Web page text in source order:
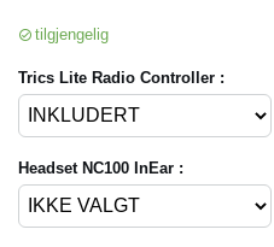
tilgjengelig
Trics Lite Radio Controller :
Headset NC100 InEar :